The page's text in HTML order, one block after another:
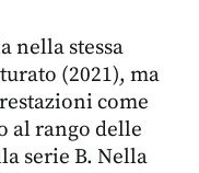
nella stessa
(2021), ma
come
al rango delle
serie B. Nella